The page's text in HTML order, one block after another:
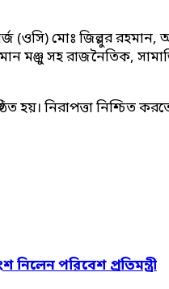
(ওসি) মোঃ জিল্লুর
মঞ্জু সহ রাজনৈতিক,
নিরাপত্তা নিশ্চিত
পরিবেশ প্রতিমন্ত্রী